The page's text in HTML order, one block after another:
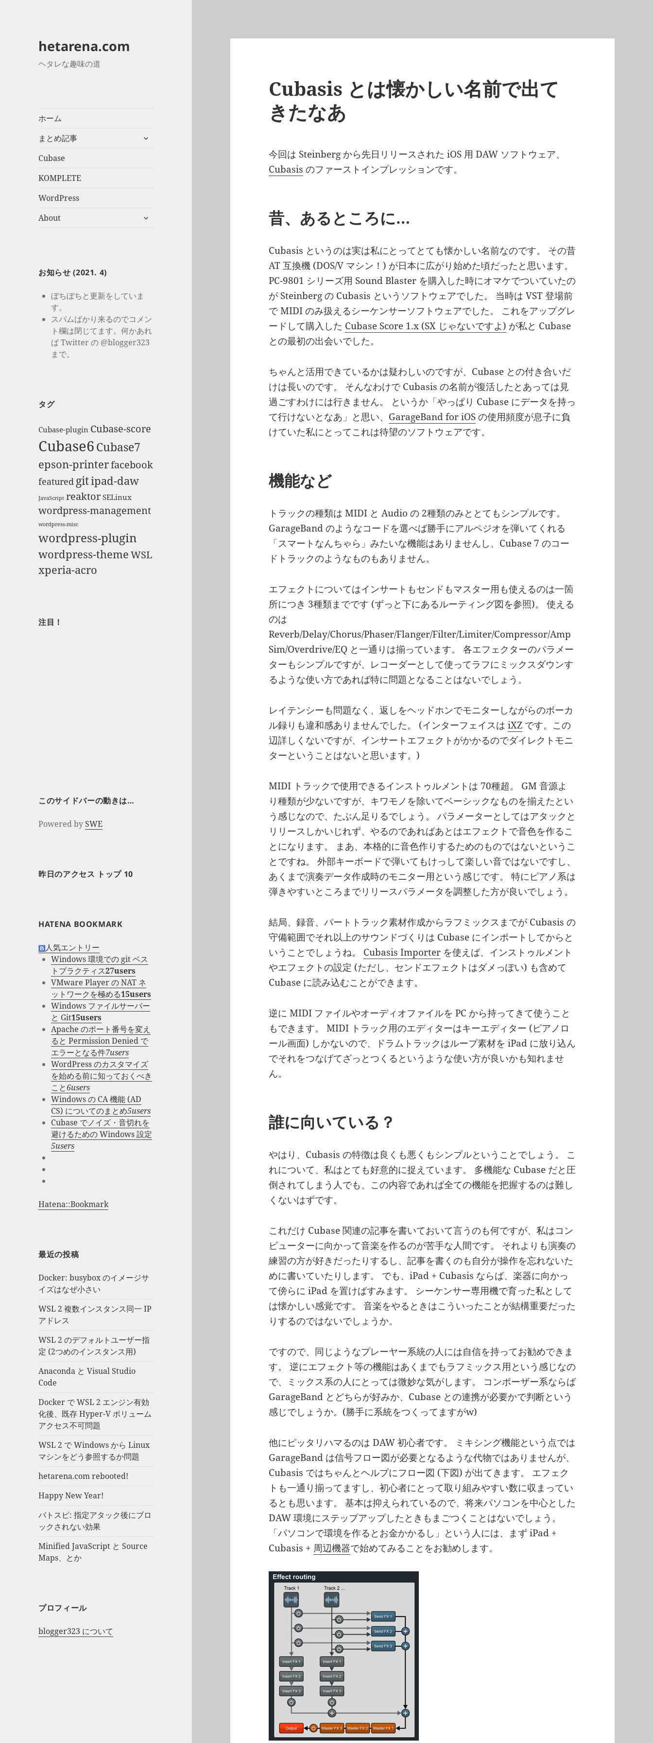
hetarena.com
ヘタレな趣味の道
ホーム
まとめ記事
サ
Cubase
KOMPLETE
WordPress
About
サ
展
お知らせ (2021. 4)
ぼちぼちと更新をしていま
す。
スパムばかり来るのでコメン
ト欄は閉じてます。何かあれ
ば Twitter の @blogger323
まで。
タグ
Cubase-plugin Cubase-score
Cubase6Cubase7
epson-printerfacebook
featured gitipad-daw
JavaScript reaktor SELinux
wordpress-management
wordpress-misc
wordpress-plugin
wordpress-themeWSL
xperia-acro
注目！
このサイドバーの動きは…
Powered by SWE
昨日のアクセス トップ 10
HATENA BOOKMARK
人気エントリー
Windows 環境での git ベス
トプラクティス27users
VMware Player の NAT ネ
ットワークを極める15users
Windows ファイルサーバー
と Git15users
Apache のポート番号を変え
ると Permission Denied で
エラーとなる件7users
WordPress のカスタマイズ
を始める前に知っておくべき
こと6users
Windows の CA 機能 (AD
CS) についてのまとめ5users
Cubase でノイズ・音切れを
避けるための Windows 設定
5users
Hatena::Bookmark
最近の投稿
Docker: busybox のイメージサ
イズはなぜ小さい
WSL 2 複数インスタンス同一 IP
アドレス
WSL 2 のデフォルトユーザー指
定 (2つめのインスタンス用)
Anaconda と Visual Studio
Code
Docker で WSL 2 エンジン有効
化後、既存 Hyper-V ボリューム
アクセス不可問題
WSL 2 で Windows から Linux
マシンをどう参照するか問題
hetarena.com rebooted!
Happy New Year!
バトスピ: 指定アタック後にブロ
ックされない効果
Minified JavaScript と Source
Maps、とか
プロフィール
blogger323 について
Cubasis とは懐かしい名前で出て
きたなあ
今回は Steinberg から先日リリースされた iOS 用 DAW ソフトウェア、
Cubasis のファーストインプレッションです。
昔、あるところに…
Cubasis というのは実は私にとってとても懐かしい名前なのです。 その昔
AT 互換機 (DOS/V マシン！) が日本に広がり始めた頃だったと思います。
PC-9801 シリーズ用 Sound Blaster を購入した時にオマケでついていたの
が Steinberg の Cubasis というソフトウェアでした。 当時は VST 登場前
で MIDI のみ扱えるシーケンサーソフトウェアでした。 これをアップグレ
ードして購入した Cubase Score 1.x (SX じゃないですよ) が私と Cubase
との最初の出会いでした。
ちゃんと活用できているかは疑わしいのですが、Cubase との付き合いだ
けは長いのです。 そんなわけで Cubasis の名前が復活したとあっては見
過ごすわけには行きません。 というか「やっぱり Cubase にデータを持っ
て行けないとなあ」と思い、 GarageBand for iOSの使用頻度が息子に負
けていた私にとってこれは待望のソフトウェアです。
機能など
トラックの種類は MIDI と Audio の 2種類のみととてもシンプルです。
GarageBand のようなコードを選べば勝手にアルペジオを弾いてくれる
「スマートなんちゃら」みたいな機能はありませんし、Cubase 7 のコー
ドトラックのようなものもありません。
エフェクトについてはインサートもセンドもマスター用も使えるのは一箇
所につき 3種類までです (ずっと下にあるルーティング図を参照)。 使える
のは
Reverb/Delay/Chorus/Phaser/Flanger/Filter/Limiter/Compressor/Amp
Sim/Overdrive/EQ と一通りは揃っています。 各エフェクターのパラメー
ターもシンプルですが、レコーダーとして使ってラフにミックスダウンす
るような使い方であれば特に問題となることはないでしょう。
レイテンシーも問題なく、返しをヘッドホンでモニターしながらのボーカ
ル録りも違和感ありませんでした。 (インターフェイスはiXZ です。この
辺詳しくないですが、インサートエフェクトがかかるのでダイレクトモニ
ターということはないと思います。)
MIDI トラックで使用できるインストゥルメントは 70種超。 GM 音源よ
り種類が少ないですが、キワモノを除いてベーシックなものを揃えたとい
う感じなので、たぶん足りるでしょう。 パラメーターとしてはアタックと
リリースしかいじれず、やるのであればあとはエフェクトで音色を作るこ
とになります。 まあ、本格的に音色作りするためのものではないというこ
とですね。 外部キーボードで弾いてもけっして楽しい音ではないですし、
あくまで演奏データ作成時のモニター用という感じです。 特にピアノ系は
弾きやすいところまでリリースパラメータを調整した方が良いでしょう。
結局、録音、パートトラック素材作成からラフミックスまでが Cubasis の
守備範囲でそれ以上のサウンドづくりは Cubase にインポートしてからと
いうことでしょうね。 Cubasis Importer を使えば、インストゥルメント
やエフェクトの設定 (ただし、センドエフェクトはダメっぽい) も含めて
Cubase に読み込むことができます。
逆に MIDI ファイルやオーディオファイルを PC から持ってきて使うこと
もできます。 MIDI トラック用のエディターはキーエディター (ピアノロ
ール画面) しかないので、ドラムトラックはループ素材を iPad に放り込ん
でそれをつなげてざっとつくるというような使い方が良いかも知れませ
ん。
誰に向いている？
やはり、Cubasis の特徴は良くも悪くもシンプルということでしょう。 こ
れについて、私はとても好意的に捉えています。 多機能な Cubase だと圧
倒されてしまう人でも、この内容であれば全ての機能を把握するのは難し
くないはずです。
これだけ Cubase 関連の記事を書いておいて言うのも何ですが、私はコン
ピューターに向かって音楽を作るのが苦手な人間です。 それよりも演奏の
練習の方が好きだったりするし、記事を書くのも自分が操作を忘れないた
めに書いていたりします。 でも、iPad + Cubasis ならば、楽器に向かっ
て傍らに iPad を置けばすみます。 シーケンサー専用機で育った私として
は懐かしい感覚です。 音楽をやるときはこういったことが結構重要だった
りするのではないでしょうか。
ですので、同じようなプレーヤー系統の人には自信を持ってお勧めできま
す。 逆にエフェクト等の機能はあくまでもラフミックス用という感じなの
で、ミックス系の人にとっては微妙な気がします。 コンポーザー系ならば
GarageBand とどちらが好みか、Cubase との連携が必要かで判断という
感じでしょうか。(勝手に系統をつくってますがw)
他にピッタリハマるのは DAW 初心者です。 ミキシング機能という点では
GarageBand は信号フロー図が必要となるような代物ではありませんが、
Cubasis ではちゃんとヘルプにフロー図 (下図) が出てきます。 エフェク
トも一通り揃ってますし、初心者にとって取り組みやすい数に収まってい
るとも思います。 基本は抑えられているので、将来パソコンを中心とした
DAW 環境にステップアップしたときもまごつくことはないでしょう。
「パソコンで環境を作るとお金かかるし」という人には、まず iPad +
Cubasis + 周辺機器で始めてみることをお勧めします。